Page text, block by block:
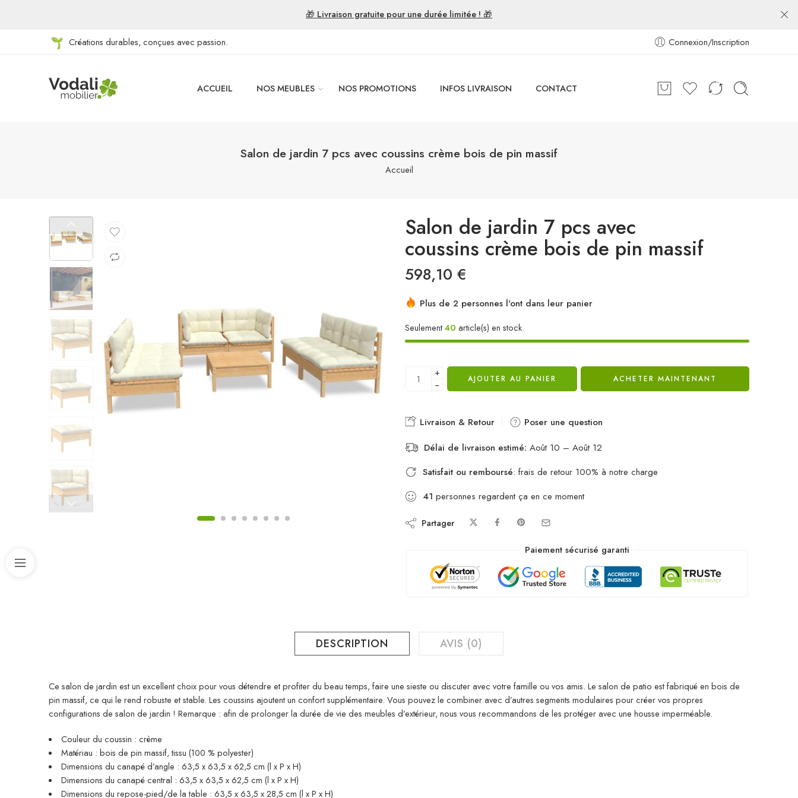
🎁 Livraison gratuite pour une durée limitée ! 🎁
Créations durables, conçues avec passion. Connexion/Inscription
ACCUEIL NOS MEUBLES NOS PROMOTIONS INFOS LIVRAISON CONTACT
Salon de jardin 7 pcs avec coussins crème bois de pin massif
Accueil
Salon de jardin 7 pcs avec
coussins crème bois de pin massif
598,10 €
Plus de 2 personnes l'ont dans leur panier
Seulement40 article(s) en stock.
+
−
AJOUTER AU PANIER ACHETER MAINTENANT
Livraison & Retour
Poser une question
Délai de livraison estimé: Août 10 – Août 12
Satisfait ou remboursé: frais de retour 100% à notre charge
41 personnes regardent ça en ce moment
Partager
Paiement sécurisé garanti
DESCRIPTION AVIS (0)
Ce salon de jardin est un excellent choix pour vous détendre et profiter du beau temps, faire une sieste ou discuter avec votre famille ou vos amis. Le salon de patio est fabriqué en bois de
pin massif, ce qui le rend robuste et stable. Les coussins ajoutent un confort supplémentaire. Vous pouvez le combiner avec d’autres segments modulaires pour créer vos propres
configurations de salon de jardin ! Remarque : afin de prolonger la durée de vie des meubles d’extérieur, nous vous recommandons de les protéger avec une housse imperméable.
Couleur du coussin : crème
Matériau : bois de pin massif, tissu (100 % polyester)
Dimensions du canapé d’angle : 63,5 x 63,5 x 62,5 cm (l x P x H)
Dimensions du canapé central : 63,5 x 63,5 x 62,5 cm (l x P x H)
Dimensions du repose-pied/de la table : 63,5 x 63,5 x 28,5 cm (l x P x H)